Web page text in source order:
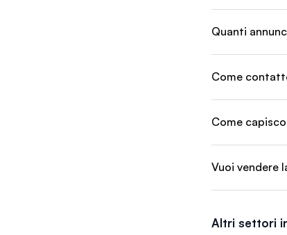
Quanti
Come
Come
Vuoi vendere
Altri settori